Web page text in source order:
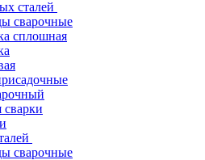
сталей
сварочные
сплошная
сварочные